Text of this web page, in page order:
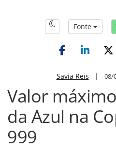
Fonte
Savia Reis | 08/
Valor
da Azul na
999